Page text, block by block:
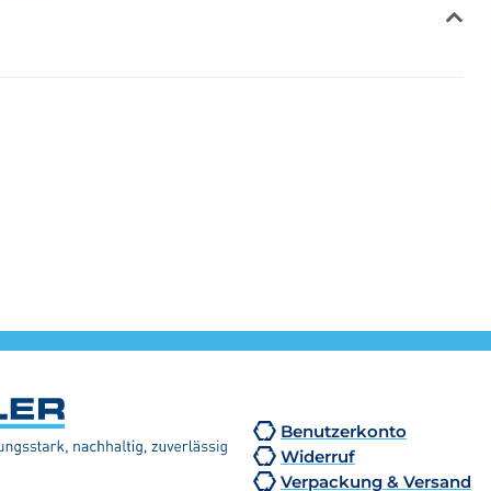
Benutzerkonto
Widerruf
Verpackung & Versand